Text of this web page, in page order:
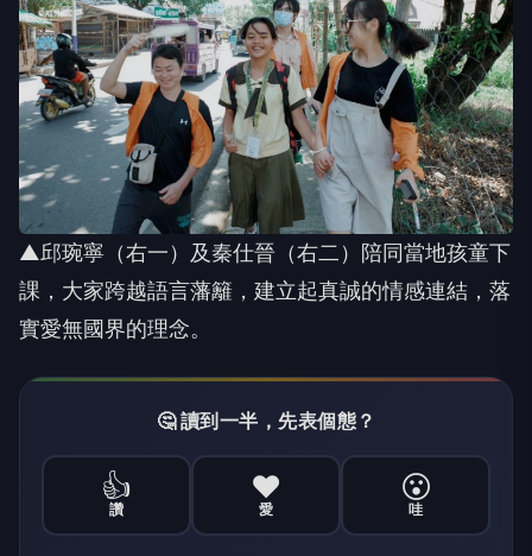
▲邱琬寧（右一）及秦仕晉（右二）陪同當地孩童下
課，大家跨越語言藩籬，建立起真誠的情感連結，落
實愛無國界的理念。
🤔 讀到一半，先表個態？
👍
讚
❤️
愛
😮
哇